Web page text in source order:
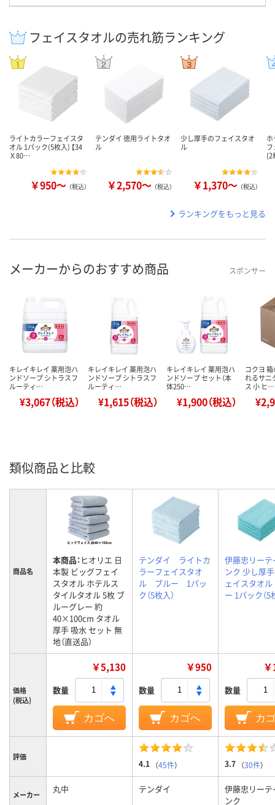
フェイスタオルの売れ筋ランキング
ライトカラーフェイスタ
オル 1パック(5枚入) 【34
Ｘ80…
￥950～ （税込）
テンダイ 徳用ライトタオ
ル
￥2,570～ （税込）
少し厚手のフェイスタオ
ル
￥1,370～ （税込）
(2
ランキングをもっと見る
メーカーからのおすすめ商品 スポンサー
キレイキレイ 薬用泡ハ
ンドソープ シトラスフ
ルーティ…
¥3,067（税込）
キレイキレイ 薬用泡ハ
ンドソープ シトラスフ
ルーティ…
¥1,615（税込）
キレイキレイ 薬用泡ハ
ンドソープ セット（本
体250…
¥1,900（税込）
コクヨ
れるサニ
ス 小 ヒ…
類似商品と比較
商品名
本商品： ヒオリエ 日
本製 ビッグフェイ
スタオル ホテルス
タイルタオル 5枚 ブ
ルーグレー 約
40×100cm タオル
厚手 吸水 セット 無
地（直送品）
テンダイ ライトカ
ラーフェイスタオ
ル ブルー 1パッ
ク（5枚入）
伊藤忠リーテ
ンク 少し厚
ェイスタオ
ー 1パック（5
価格
(税込)
￥5,130
数量
カゴへ
￥950
数量
カゴへ
数量
カ
評価
4.1 （45件） 3.7 （30件）
メーカー 丸中 テンダイ
伊藤忠リーテ
ンク